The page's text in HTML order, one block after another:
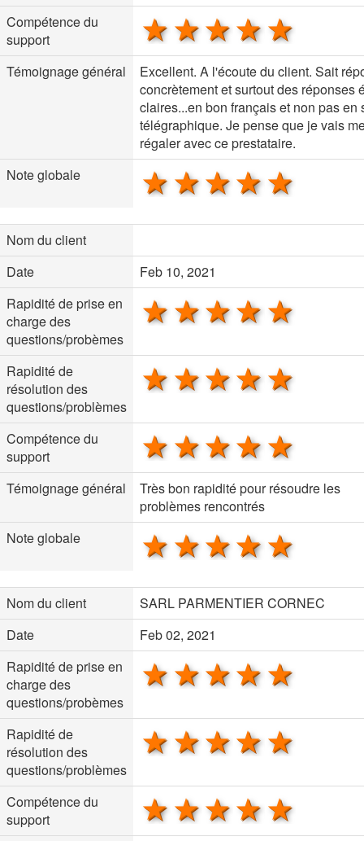
Compétence du
support
4 stars
3 stars
2 stars
1 star
Témoignage général
Excellent. A l'écoute du client. Sait
concrètement et surtout des réponses
claires...en bon français et non pas en
télégraphique. Je pense que je vais
régaler avec ce prestataire.
Note globale
4 stars
3 stars
2 stars
1 star
Nom du client
Date
Feb 10, 2021
Rapidité de prise en
charge des
questions/probèmes
4 stars
3 stars
2 stars
1 star
Rapidité de
résolution des
questions/problèmes
4 stars
3 stars
2 stars
1 star
Compétence du
support
4 stars
3 stars
2 stars
1 star
Témoignage général
Très bon rapidité pour résoudre les
problèmes rencontrés
Note globale
4 stars
3 stars
2 stars
1 star
Nom du client
SARL PARMENTIER CORNEC
Date
Feb 02, 2021
Rapidité de prise en
charge des
questions/probèmes
4 stars
3 stars
2 stars
1 star
Rapidité de
résolution des
questions/problèmes
4 stars
3 stars
2 stars
1 star
Compétence du
support
4 stars
3 stars
2 stars
1 star